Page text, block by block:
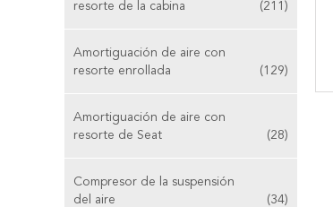
resorte de la cabina
(211)
Amortiguación de aire con
resorte enrollada
(129)
Amortiguación de aire con
resorte de Seat
(28)
Compresor de la suspensión
del aire
(34)